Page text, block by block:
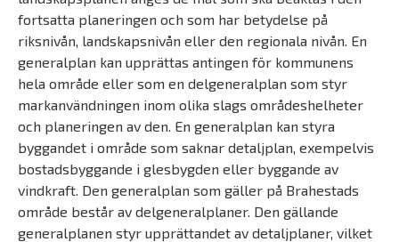
fortsatta planeringen och som har betydelse på
riksnivån, landskapsnivån eller den regionala nivån. En
generalplan kan upprättas antingen för kommunens
hela område eller som en delgeneralplan som styr
markanvändningen inom olika slags områdeshelheter
och planeringen av den. En generalplan kan styra
byggandet i område som saknar detaljplan, exempelvis
bostadsbyggande i glesbygden eller byggande av
vindkraft. Den generalplan som gäller på Brahestads
område består av delgeneralplaner. Den gällande
generalplanen styr upprättandet av detaljplaner, vilket